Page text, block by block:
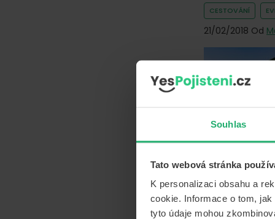
Souhlas
Tato webová stránka
K personalizaci obsahu a
cookie. Informace o tom,
tyto údaje mohou
CESTOVÁNÍ
21/02/2018 Od